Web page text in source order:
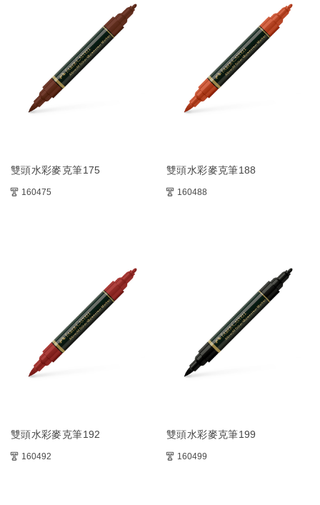
雙頭水彩麥克筆175
160475
雙頭水彩麥克筆188
160488
雙頭水彩麥克筆192
160492
雙頭水彩麥克筆199
160499